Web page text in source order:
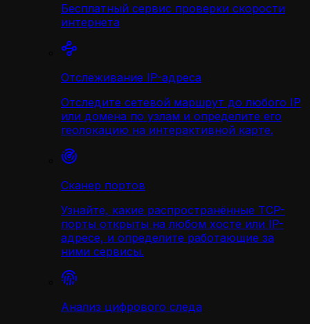
Бесплатный сервис проверки скорости
интернета
Отслеживание IP-адреса
Отследите сетевой маршрут до любого IP
или домена по узлам и определите его
геолокацию на интерактивной карте.
Сканер портов
Узнайте, какие распространённые TCP-
порты открыты на любом хосте или IP-
адресе, и определите работающие за
ними сервисы.
Анализ цифрового следа